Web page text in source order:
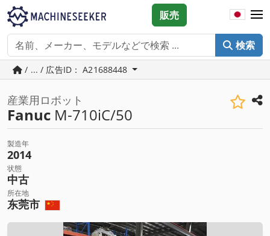
検索
販売
/ ... / 広告ID： A21688448
産業用ロボット
Fanuc M-710iC/50
製造年
2014
状態
中古
所在地
东莞市